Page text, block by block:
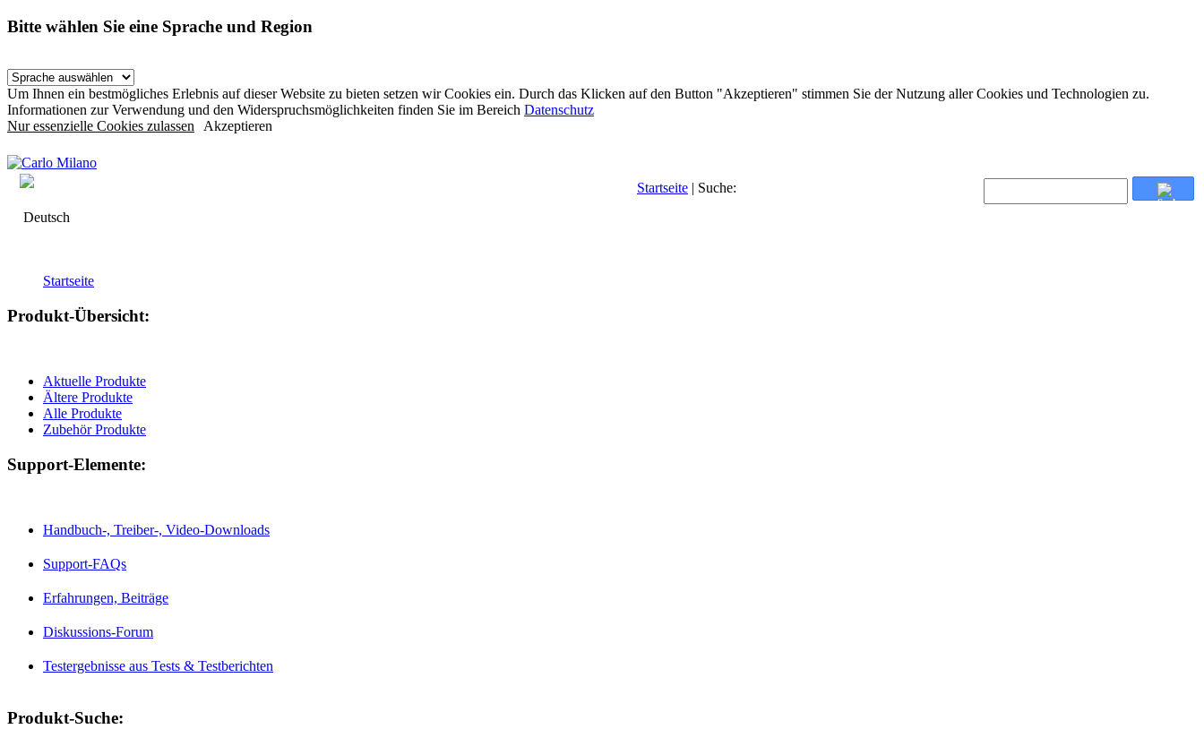
Bitte wählen Sie eine Sprache und Region
Um Ihnen ein bestmögliches Erlebnis auf dieser Website zu bieten setzen wir Cookies ein. Durch das Klicken auf den Button "Akzeptieren" stimmen Sie der Nutzung aller Cookies und Technologien zu.
Informationen zur Verwendung und den Widerspruchsmöglichkeiten finden Sie im Bereich Datenschutz
Nur essenzielle Cookies zulassen Akzeptieren
Deutsch
Startseite | Suche:
Startseite
Produkt-Übersicht:
Aktuelle Produkte
Ältere Produkte
Alle Produkte
Zubehör Produkte
Support-Elemente:
Handbuch-, Treiber-, Video-Downloads
Support-FAQs
Erfahrungen, Beiträge
Diskussions-Forum
Testergebnisse aus Tests & Testberichten
Produkt-Suche: